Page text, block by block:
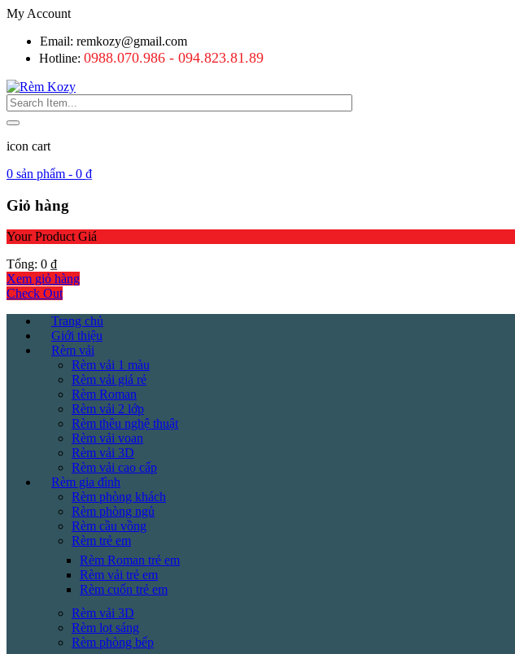
My Account
Email: remkozy@gmail.com
Hotline: 0988.070.986 - 094.823.81.89
icon cart
0 sản phẩm - 0 ₫
Giỏ hàng
Your Product Giá
Tổng: 0 ₫
Xem giỏ hàng
Check Out
Trang chủ
Giới thiệu
Rèm vải
Rèm vải 1 màu
Rèm vải giá rẻ
Rèm Roman
Rèm vải 2 lớp
Rèm thêu nghệ thuật
Rèm vải voan
Rèm vải 3D
Rèm vải cao cấp
Rèm gia đình
Rèm phòng khách
Rèm phòng ngủ
Rèm cầu vồng
Rèm trẻ em
Rèm Roman trẻ em
Rèm vải trẻ em
Rèm cuốn trẻ em
Rèm vải 3D
Rèm lọt sáng
Rèm phòng bếp